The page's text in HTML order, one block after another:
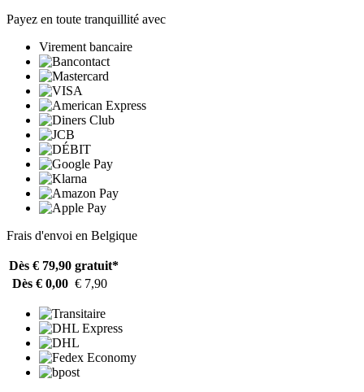
Payez en toute tranquillité avec
Virement bancaire
Frais d'envoi en Belgique
Dès € 79,90 gratuit*
Dès € 0,00 € 7,90